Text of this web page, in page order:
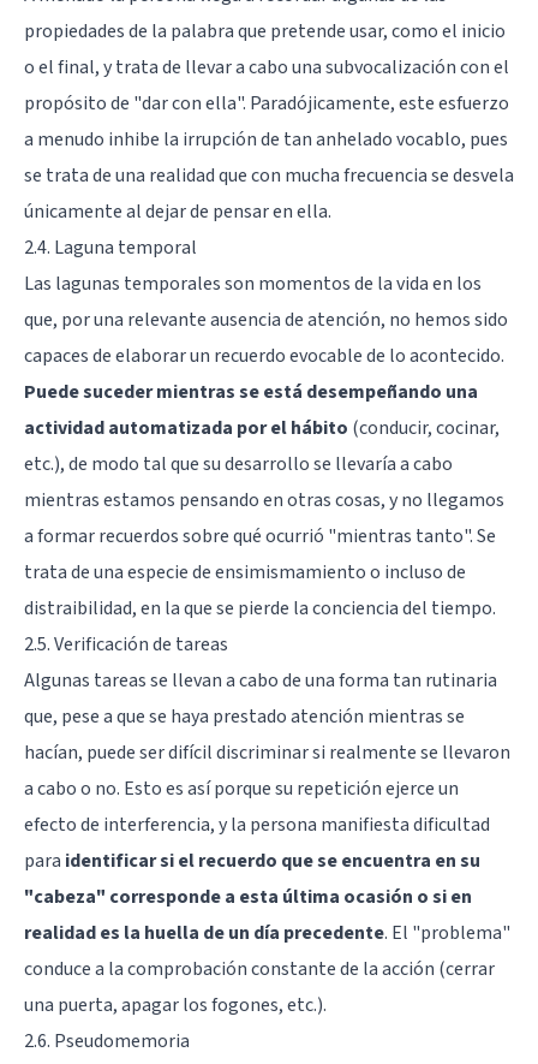
propiedades de la palabra que pretende usar, como el inicio
o el final, y trata de llevar a cabo una subvocalización con el
propósito de "dar con ella". Paradójicamente, este esfuerzo
a menudo inhibe la irrupción de tan anhelado vocablo, pues
se trata de una realidad que con mucha frecuencia se desvela
únicamente al dejar de pensar en ella.
2.4. Laguna temporal
Las lagunas temporales son momentos de la vida en los
que, por una relevante ausencia de atención, no hemos sido
capaces de elaborar un recuerdo evocable de lo acontecido.
Puede suceder mientras se está desempeñando una
actividad automatizada por el hábito (conducir, cocinar,
etc.), de modo tal que su desarrollo se llevaría a cabo
mientras estamos pensando en otras cosas, y no llegamos
a formar recuerdos sobre qué ocurrió "mientras tanto". Se
trata de una especie de ensimismamiento o incluso de
distraibilidad, en la que se pierde la conciencia del tiempo.
2.5. Verificación de tareas
Algunas tareas se llevan a cabo de una forma tan rutinaria
que, pese a que se haya prestado atención mientras se
hacían, puede ser difícil discriminar si realmente se llevaron
a cabo o no. Esto es así porque su repetición ejerce un
efecto de interferencia, y la persona manifiesta dificultad
para identificar si el recuerdo que se encuentra en su
"cabeza" corresponde a esta última ocasión o si en
realidad es la huella de un día precedente. El "problema"
conduce a la comprobación constante de la acción (cerrar
una puerta, apagar los fogones, etc.).
2.6. Pseudomemoria